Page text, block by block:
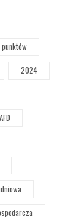
2024
AFD